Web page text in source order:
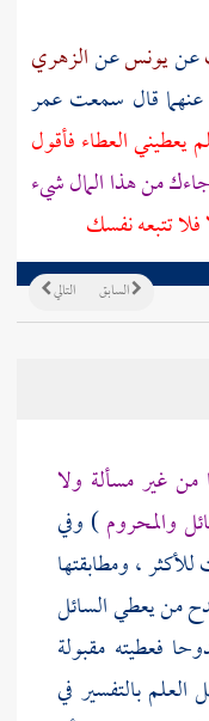
عنيونسعنالزهري
قال سمعتعمر
يعطيني العطاء فأقول
من هذا المال شيء
تتبعه نفسك
التالي السابق
من غير مسألة ولا
والمحروم) وفي
، ومطابقتها
من يعطي السائل
فعطيته مقبولة
بالتفسير في